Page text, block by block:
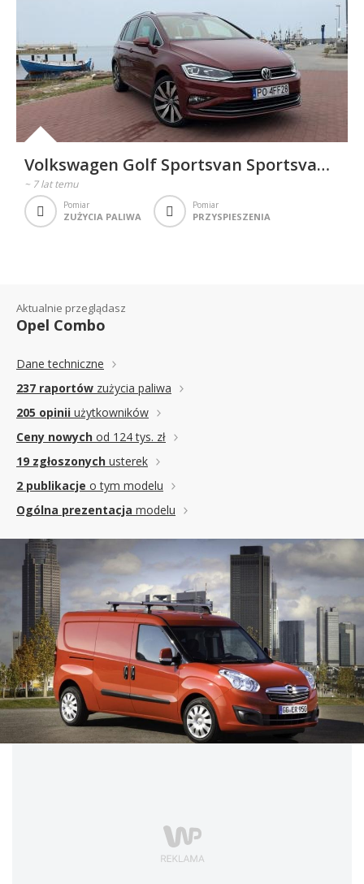
Volkswagen Golf Sportsvan Sportsvan
Facelifting 1.5 TSI ACT 150KM 110kW
2018-2020
~ 7 lat temu
Pomiar
ZUŻYCIA PALIWA
Pomiar
PRZYSPIESZENIA
Aktualnie przeglądasz
Opel Combo
Dane techniczne
237 raportów zużycia paliwa
205 opinii użytkowników
Ceny nowych od 124 tys. zł
19 zgłoszonych usterek
2 publikacje o tym modelu
Ogólna prezentacja modelu